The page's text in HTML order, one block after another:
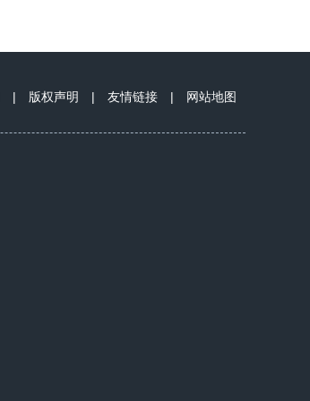
| 版权声明 | 友情链接 | 网站地图